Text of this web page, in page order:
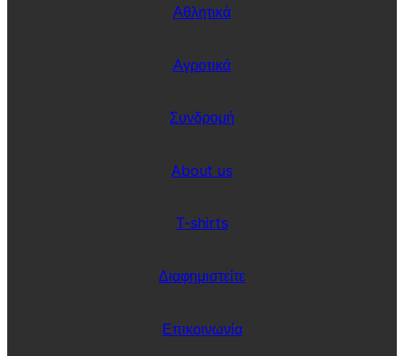
Αθλητικά
Αγροτικά
Συνδρομή
About us
T-shirts
Διαφημιστείτε
Επικοινωνία